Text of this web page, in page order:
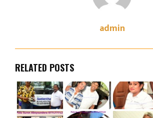
admin
RELATED POSTS